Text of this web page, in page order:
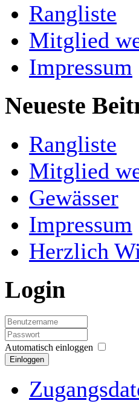
Rangliste
Mitglied
Impressum
Neueste
Rangliste
Mitglied
Gewässer
Impressum
Herzlich
Login
Automatisch einloggen
Einloggen